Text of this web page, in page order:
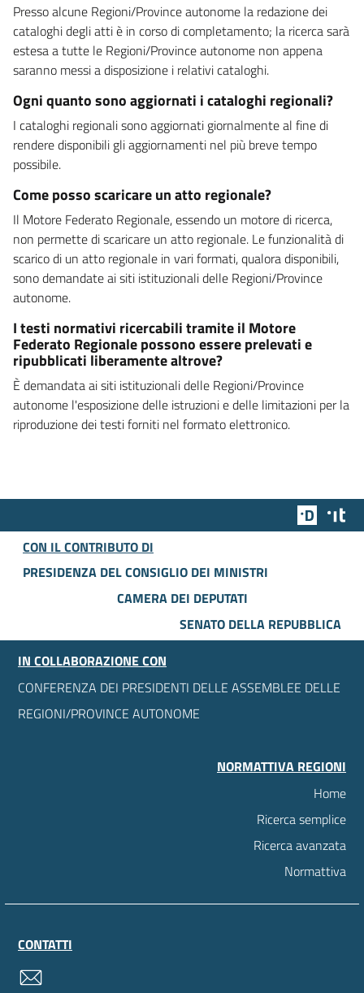
Presso alcune Regioni/Province autonome la redazione dei
cataloghi degli atti è in corso di completamento; la ricerca sarà
estesa a tutte le Regioni/Province autonome non appena
saranno messi a disposizione i relativi cataloghi.
Ogni quanto sono aggiornati i cataloghi regionali?
I cataloghi regionali sono aggiornati giornalmente al fine di
rendere disponibili gli aggiornamenti nel più breve tempo
possibile.
Come posso scaricare un atto regionale?
Il Motore Federato Regionale, essendo un motore di ricerca,
non permette di scaricare un atto regionale. Le funzionalità di
scarico di un atto regionale in vari formati, qualora disponibili,
sono demandate ai siti istituzionali delle Regioni/Province
autonome.
I testi normativi ricercabili tramite il Motore
Federato Regionale possono essere prelevati e
ripubblicati liberamente altrove?
È demandata ai siti istituzionali delle Regioni/Province
autonome l'esposizione delle istruzioni e delle limitazioni per la
riproduzione dei testi forniti nel formato elettronico.
Team
CON IL CONTRIBUTO DI
PRESIDENZA DEL CONSIGLIO DEI MINISTRI
CAMERA DEI DEPUTATI
SENATO DELLA REPUBBLICA
IN COLLABORAZIONE CON
CONFERENZA DEI PRESIDENTI DELLE ASSEMBLEE DELLE
REGIONI/PROVINCE AUTONOME
NORMATTIVA REGIONI
Home
Ricerca semplice
Ricerca avanzata
Normattiva
CONTATTI